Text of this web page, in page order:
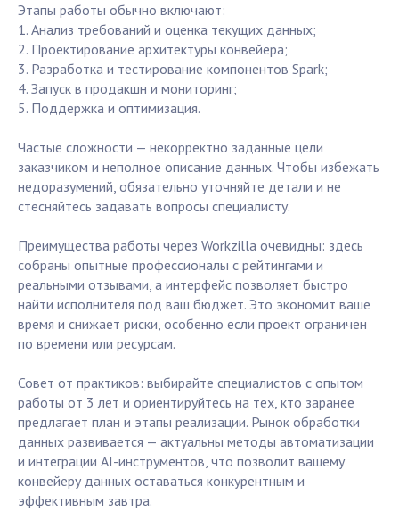
Этапы работы обычно включают:
1. Анализ требований и оценка текущих данных;
2. Проектирование архитектуры конвейера;
3. Разработка и тестирование компонентов Spark;
4. Запуск в продакшн и мониторинг;
5. Поддержка и оптимизация.
Частые сложности — некорректно заданные цели
заказчиком и неполное описание данных. Чтобы избежать
недоразумений, обязательно уточняйте детали и не
стесняйтесь задавать вопросы специалисту.
Преимущества работы через Workzilla очевидны: здесь
собраны опытные профессионалы с рейтингами и
реальными отзывами, а интерфейс позволяет быстро
найти исполнителя под ваш бюджет. Это экономит ваше
время и снижает риски, особенно если проект ограничен
по времени или ресурсам.
Совет от практиков: выбирайте специалистов с опытом
работы от 3 лет и ориентируйтесь на тех, кто заранее
предлагает план и этапы реализации. Рынок обработки
данных развивается — актуальны методы автоматизации
и интеграции AI-инструментов, что позволит вашему
конвейеру данных оставаться конкурентным и
эффективным завтра.